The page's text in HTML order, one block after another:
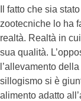
Il fatto che sia
zootecniche lo ha
realtà. Realtà in
sua qualità.
l’allevamento della
sillogismo si è
alimento adatto